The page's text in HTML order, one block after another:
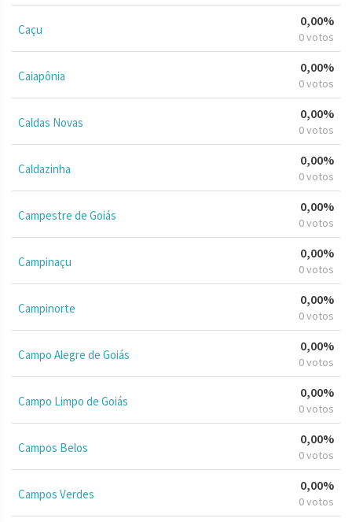
Caçu
0,00%
0 votos
Caiapônia
0,00%
0 votos
Caldas Novas
0,00%
0 votos
Caldazinha
0,00%
0 votos
Campestre de Goiás
0,00%
0 votos
Campinaçu
0,00%
0 votos
Campinorte
0,00%
0 votos
Campo Alegre de Goiás
0,00%
0 votos
Campo Limpo de Goiás
0,00%
0 votos
Campos Belos
0,00%
0 votos
Campos Verdes
0,00%
0 votos